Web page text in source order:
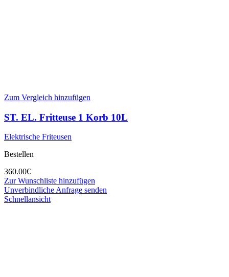
Zum Vergleich hinzufügen
ST. EL. Fritteuse 1 Korb 10L
Elektrische Friteusen
Bestellen
360.00€
Zur Wunschliste hinzufügen
Unverbindliche Anfrage senden
Schnellansicht